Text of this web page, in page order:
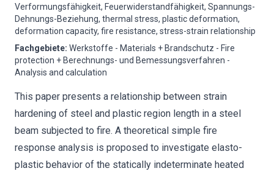
Verformungsfähigkeit, Feuerwiderstandfähigkeit, Spannungs-
Dehnungs-Beziehung, thermal stress, plastic deformation,
deformation capacity, fire resistance, stress-strain relationship
Fachgebiete: Werkstoffe - Materials + Brandschutz - Fire
protection + Berechnungs- und Bemessungsverfahren -
Analysis and calculation
This paper presents a relationship between strain
hardening of steel and plastic region length in a steel
beam subjected to fire. A theoretical simple fire
response analysis is proposed to investigate elasto-
plastic behavior of the statically indeterminate heated